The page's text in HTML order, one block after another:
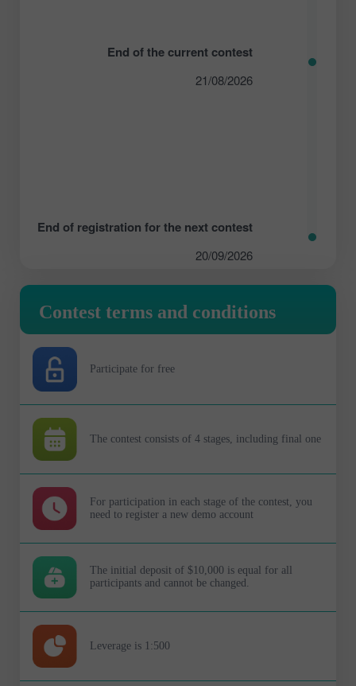
End of the current contest
21/08/2026
End of registration for the next contest
20/09/2026
Contest terms and conditions
Participate for free
The contest consists of 4 stages, including final one
For participation in each stage of the contest, you
need to register a new demo account
The initial deposit of $10,000 is equal for all
participants and cannot be changed.
Leverage is 1:500